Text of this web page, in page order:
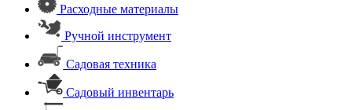
Расходные материалы
Ручной инструмент
Садовая техника
Садовый инвентарь